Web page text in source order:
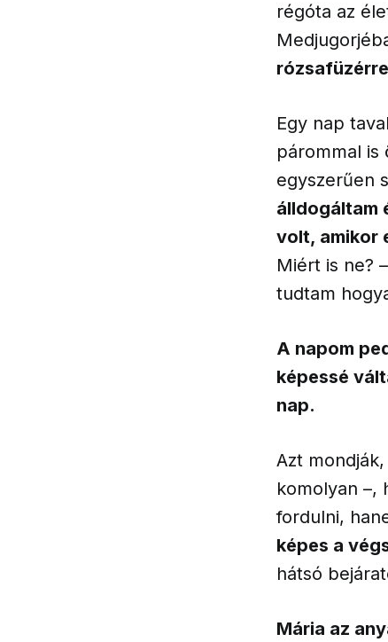
régóta az
Egy nap
párommal is
egyszerűen
álldogáltam
volt, amikor
Miért is ne?
tudtam
A napom
képessé
nap.
Azt
komolyan –,
fordulni,
képes a
hátsó
Mária az